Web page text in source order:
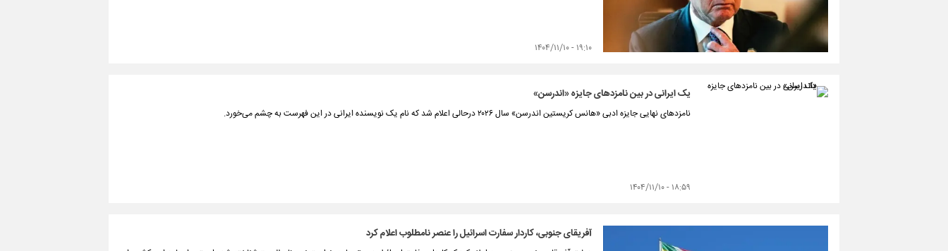
۱۹:۱۰ - ۱۴۰۴/۱۱/۱۰
یک ایرانی در بین نامزدهای جایزه «اندرسن»
نامزدهای نهایی جایزه ادبی «هانس کریستین اندرسن» سال ۲۰۲۶ درحالی اعلام شد که نام یک نویسنده ایرانی در این فهرست به چشم می‌خورد.
۱۸:۵۹ - ۱۴۰۴/۱۱/۱۰
آفریقای جنوبی، کاردار سفارت اسرائیل را عنصر نامطلوب اعلام کرد